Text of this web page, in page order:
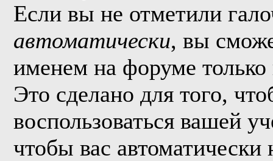
Если вы не отметили
автоматически, вы
именем на форуме только
Это сделано для того,
воспользоваться вашей
чтобы вас